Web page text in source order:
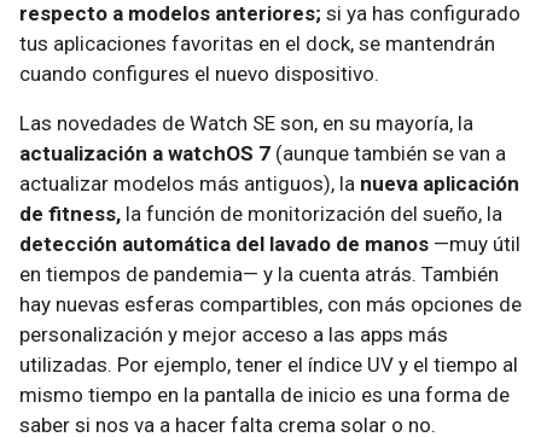
respecto a modelos anteriores; si ya has configurado
tus aplicaciones favoritas en el dock, se mantendrán
cuando configures el nuevo dispositivo.
Las novedades de Watch SE son, en su mayoría, la
actualización a watchOS 7 (aunque también se van a
actualizar modelos más antiguos), la nueva aplicación
de fitness, la función de monitorización del sueño, la
detección automática del lavado de manos —muy útil
en tiempos de pandemia— y la cuenta atrás. También
hay nuevas esferas compartibles, con más opciones de
personalización y mejor acceso a las apps más
utilizadas. Por ejemplo, tener el índice UV y el tiempo al
mismo tiempo en la pantalla de inicio es una forma de
saber si nos va a hacer falta crema solar o no.